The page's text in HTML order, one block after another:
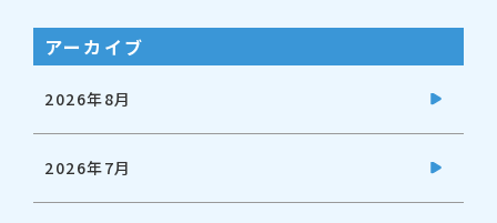
アーカイブ
2026年8月
2026年7月